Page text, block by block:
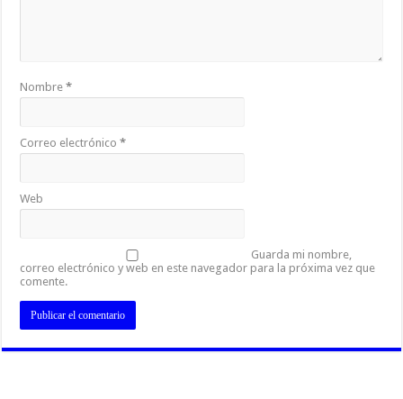
Nombre*
Correo electrónico*
Web
Guarda mi nombre,
correo electrónico y web en este navegador para la próxima vez que
comente.